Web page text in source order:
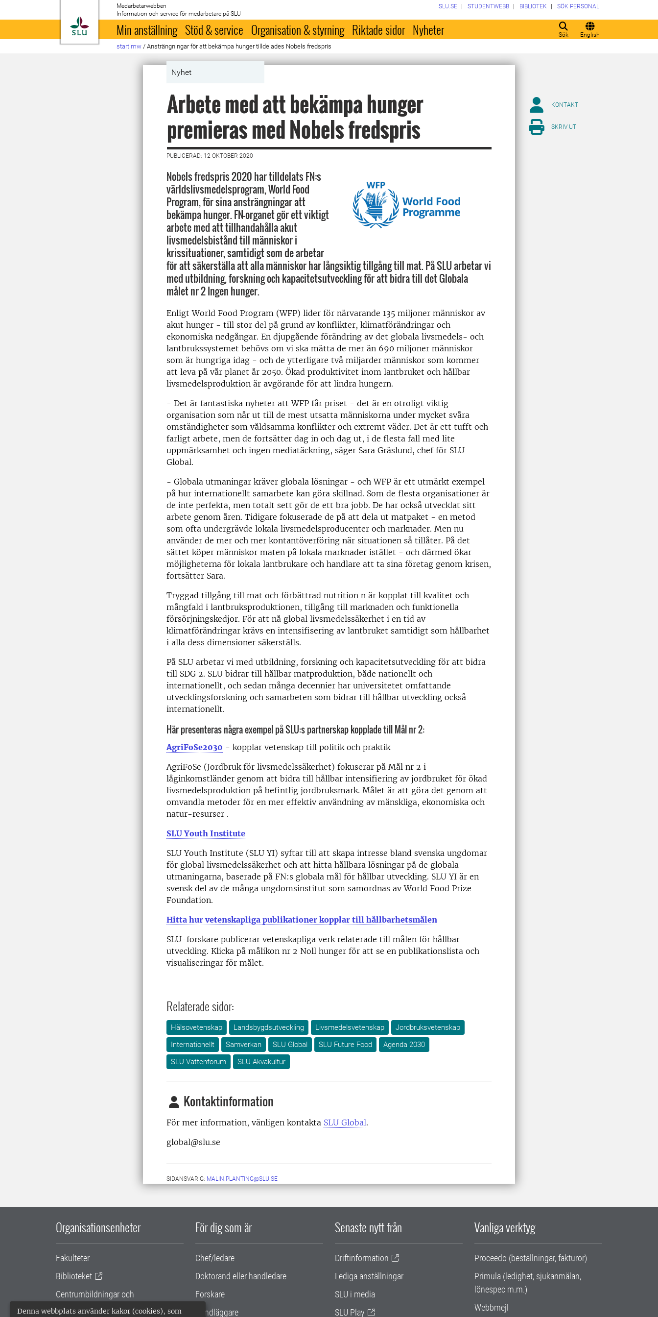
Denna webbplats använder kakor (cookies), som
Till startsida
Medarbetarwebben
Information och service för medarbetare på SLU
Sök English
SLU.SE STUDENTWEBB BIBLIOTEK SÖK PERSONAL
Min anställning Stöd & service Organisation & styrning Riktade sidor Nyheter
start mw / Ansträngningar för att bekämpa hunger tilldelades Nobels fredspris
Nyhet
Arbete med att bekämpa hunger
premieras med Nobels fredspris
PUBLICERAD: 12 OKTOBER 2020
Nobels fredspris 2020 har tilldelats FN:s
världslivsmedelsprogram, World Food
Program, för sina ansträngningar att
bekämpa hunger. FN-organet gör ett viktigt
arbete med att tillhandahålla akut
livsmedelsbistånd till människor i
krissituationer, samtidigt som de arbetar
för att säkerställa att alla människor har långsiktig tillgång till mat. På SLU arbetar vi
med utbildning, forskning och kapacitetsutveckling för att bidra till det Globala
målet nr 2 Ingen hunger.
Enligt World Food Program (WFP) lider för närvarande 135 miljoner människor av
akut hunger - till stor del på grund av konflikter, klimatförändringar och
ekonomiska nedgångar. En djupgående förändring av det globala livsmedels- och
lantbrukssystemet behövs om vi ska mätta de mer än 690 miljoner människor
som är hungriga idag - och de ytterligare två miljarder människor som kommer
att leva på vår planet år 2050. Ökad produktivitet inom lantbruket och hållbar
livsmedelsproduktion är avgörande för att lindra hungern.
- Det är fantastiska nyheter att WFP får priset - det är en otroligt viktig
organisation som når ut till de mest utsatta människorna under mycket svåra
omständigheter som våldsamma konflikter och extremt väder. Det är ett tufft och
farligt arbete, men de fortsätter dag in och dag ut, i de flesta fall med lite
uppmärksamhet och ingen mediatäckning, säger Sara Gräslund, chef för SLU
Global.
- Globala utmaningar kräver globala lösningar - och WFP är ett utmärkt exempel
på hur internationellt samarbete kan göra skillnad. Som de flesta organisationer är
de inte perfekta, men totalt sett gör de ett bra jobb. De har också utvecklat sitt
arbete genom åren. Tidigare fokuserade de på att dela ut matpaket - en metod
som ofta undergrävde lokala livsmedelsproducenter och marknader. Men nu
använder de mer och mer kontantöverföring när situationen så tillåter. På det
sättet köper människor maten på lokala marknader istället - och därmed ökar
möjligheterna för lokala lantbrukare och handlare att ta sina företag genom krisen,
fortsätter Sara.
Tryggad tillgång till mat och förbättrad nutrition n är kopplat till kvalitet och
mångfald i lantbruksproduktionen, tillgång till marknaden och funktionella
försörjningskedjor. För att nå global livsmedelssäkerhet i en tid av
klimatförändringar krävs en intensifisering av lantbruket samtidigt som hållbarhet
i alla dess dimensioner säkerställs.
På SLU arbetar vi med utbildning, forskning och kapacitetsutveckling för att bidra
till SDG 2. SLU bidrar till hållbar matproduktion, både nationellt och
internationellt, och sedan många decennier har universitetet omfattande
utvecklingsforskning och samarbeten som bidrar till hållbar utveckling också
internationellt.
Här presenteras några exempel på SLU:s partnerskap kopplade till Mål nr 2:
AgriFoSe2030 - kopplar vetenskap till politik och praktik
AgriFoSe (Jordbruk för livsmedelssäkerhet) fokuserar på Mål nr 2 i
låginkomstländer genom att bidra till hållbar intensifiering av jordbruket för ökad
livsmedelsproduktion på befintlig jordbruksmark. Målet är att göra det genom att
omvandla metoder för en mer effektiv användning av mänskliga, ekonomiska och
natur-resurser .
SLU Youth Institute
SLU Youth Institute (SLU YI) syftar till att skapa intresse bland svenska ungdomar
för global livsmedelssäkerhet och att hitta hållbara lösningar på de globala
utmaningarna, baserade på FN:s globala mål för hållbar utveckling. SLU YI är en
svensk del av de många ungdomsinstitut som samordnas av World Food Prize
Foundation.
Hitta hur vetenskapliga publikationer kopplar till hållbarhetsmålen
SLU-forskare publicerar vetenskapliga verk relaterade till målen för hållbar
utveckling. Klicka på målikon nr 2 Noll hunger för att se en publikationslista och
visualiseringar för målet.
Relaterade sidor:
Hälsovetenskap Landsbygdsutveckling Livsmedelsvetenskap
Jordbruksvetenskap
Internationellt
Samverkan SLU Global SLU Future Food
Agenda 2030
SLU Vattenforum
SLU Akvakultur
Kontaktinformation
För mer information, vänligen kontakta SLU Global.
global@slu.se
SIDANSVARIG: MALIN.PLANTING@SLU.SE
KONTAKT
SKRIV UT
Organisationsenheter
Fakulteter
Biblioteket
Centrumbildningar och
samarbetsprojekt
För dig som är
Chef/ledare
Doktorand eller handledare
Forskare
Handläggare
Senaste nytt från
Driftinformation
Lediga anställningar
SLU i media
SLU Play
Vanliga verktyg
Proceedo (beställningar, fakturor)
Primula (ledighet, sjukanmälan,
lönespec m.m.)
Webbmejl